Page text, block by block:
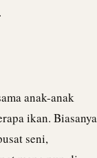
anak-anak
ikan. Biasanya
seni,